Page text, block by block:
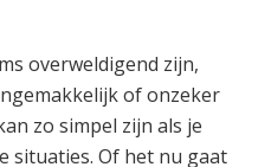
overweldigend zijn,
of onzeker
zo simpel zijn als je
situaties. Of het nu gaat